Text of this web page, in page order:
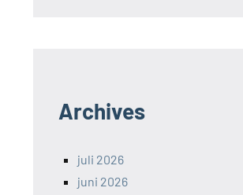
Archives
juli 2026
juni 2026